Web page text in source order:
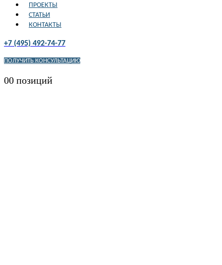
ПРОЕКТЫ
СТАТЬИ
КОНТАКТЫ
+7 (495) 492-74-77
ПОЛУЧИТЬ КОНСУЛЬТАЦИЮ
00 позиций